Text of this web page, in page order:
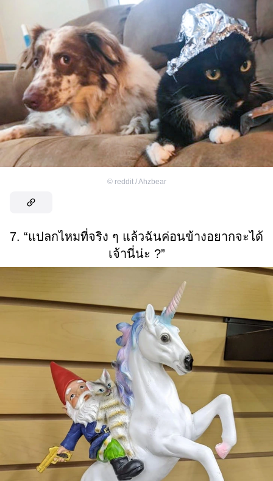
© reddit / Ahzbear
7. “แปลกไหมที่จริง ๆ แล้วฉันค่อนข้างอยากจะได้
เจ้านี่น่ะ ?”